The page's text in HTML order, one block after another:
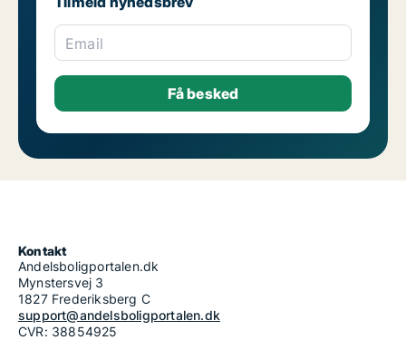
Email
Kontakt
Andelsboligportalen.dk
Mynstersvej 3
1827 Frederiksberg C
support@andelsboligportalen.dk
CVR: 38854925